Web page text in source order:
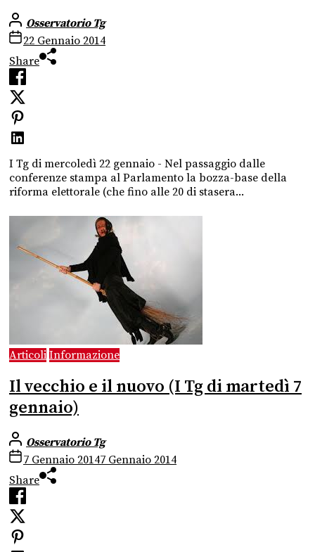
Osservatorio Tg
22 Gennaio 2014
Share
I Tg di mercoledì 22 gennaio - Nel passaggio dalle
conferenze stampa al Parlamento la bozza-base della
riforma elettorale (che fino alle 20 di stasera...
Articoli Informazione
Il vecchio e il nuovo (I Tg di martedì 7
gennaio)
Osservatorio Tg
7 Gennaio 20147 Gennaio 2014
Share